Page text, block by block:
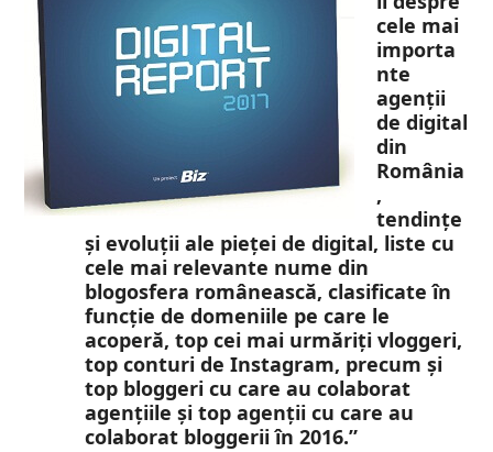
cele mai
importa
nte
agenții
de digital
din
România
,
tendințe
și evoluții ale pieței de digital, liste cu
cele mai relevante nume din
blogosfera românească, clasificate în
funcție de domeniile pe care le
acoperă, top cei mai urmăriți vloggeri,
top conturi de Instagram, precum și
top bloggeri cu care au colaborat
agențiile și top agenții cu care au
colaborat bloggerii în 2016.”